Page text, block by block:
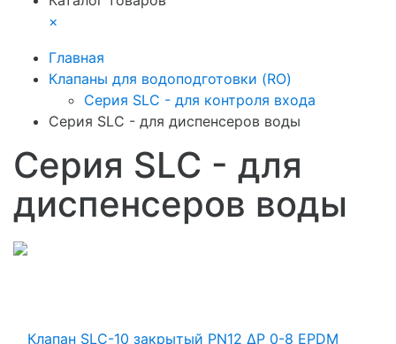
×
Главная
Клапаны для водоподготовки (RO)
Серия SLC - для контроля входа
Серия SLC - для диспенсеров воды
Серия SLC - для
диспенсеров воды